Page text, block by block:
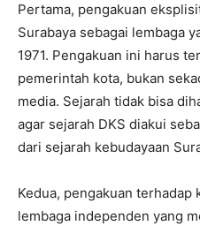
Pertama, pengakuan
Surabaya sebagai lembaga
1971. Pengakuan ini harus
pemerintah kota, bukan
media. Sejarah tidak bisa
agar sejarah DKS diakui
dari sejarah kebudayaan
Kedua, pengakuan terhadap
lembaga independen yang